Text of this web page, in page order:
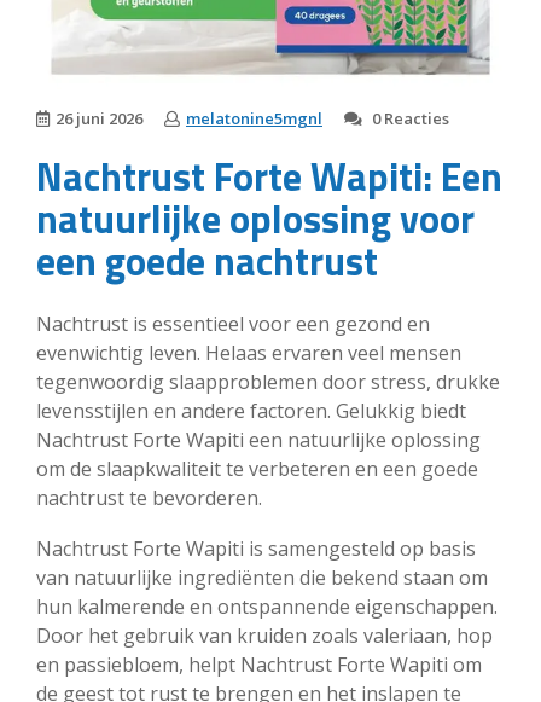
26 juni 2026 melatonine5mgnl 0 Reacties
Nachtrust Forte Wapiti: Een
natuurlijke oplossing voor
een goede nachtrust
Nachtrust is essentieel voor een gezond en
evenwichtig leven. Helaas ervaren veel mensen
tegenwoordig slaapproblemen door stress, drukke
levensstijlen en andere factoren. Gelukkig biedt
Nachtrust Forte Wapiti een natuurlijke oplossing
om de slaapkwaliteit te verbeteren en een goede
nachtrust te bevorderen.
Nachtrust Forte Wapiti is samengesteld op basis
van natuurlijke ingrediënten die bekend staan om
hun kalmerende en ontspannende eigenschappen.
Door het gebruik van kruiden zoals valeriaan, hop
en passiebloem, helpt Nachtrust Forte Wapiti om
de geest tot rust te brengen en het inslapen te